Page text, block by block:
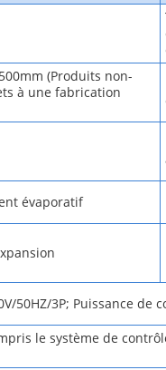
(Produits non-
à une fabrication
évaporatif
50HZ/3P; Puissance de
le système de